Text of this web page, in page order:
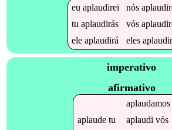
euaplaudirei nós
tuaplaudirás vós
eleaplaudirá eles
imperativo
afirmativo
aplaudamos
aplaudetu aplaudi vós